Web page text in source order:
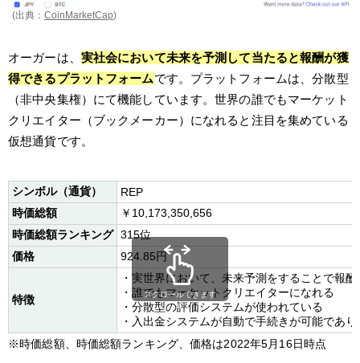
(出典： CoinMarketCap)
オーガーは、 実社会において未来を予測して当たると報酬が獲
得できるプラットフォームです。プラットフォームは、分散型
（非中央集権）にて機能しています。世界の誰でもマーケット
クリエイター（ブックメーカー）になれると注目を集めている
仮想通貨です。
シンボル（通貨）
REP
時価総額
￥10,173,350,656
時価総額ランキング 315位
価格
924.85円
特徴
・実世界において、未来予測をすることで報
・誰でもマーケットクリエイターになれる
・分散型の評価システムが使われている
・入出金システムが自動で手続きが可能であり
スクロールできます
※時価総額、時価総額ランキング、価格は2022年5月16日時点